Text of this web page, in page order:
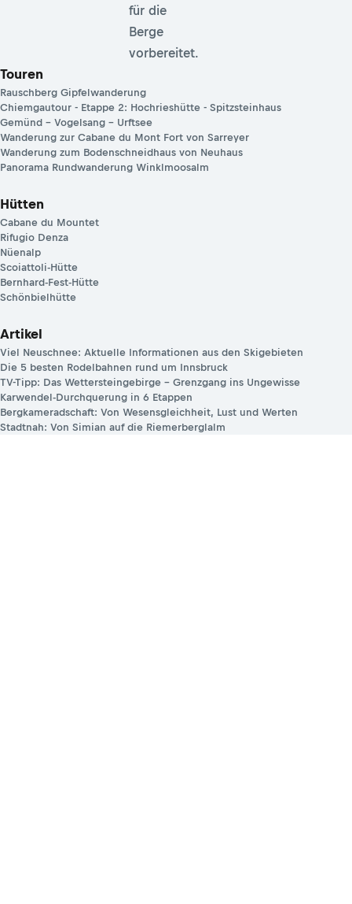
für die
Berge
vorbereitet.
Touren
Rauschberg Gipfelwanderung
Chiemgautour - Etappe 2: Hochrieshütte - Spitzsteinhaus
Gemünd – Vogelsang – Urftsee
Wanderung zur Cabane du Mont Fort von Sarreyer
Wanderung zum Bodenschneidhaus von Neuhaus
Panorama Rundwanderung Winklmoosalm
Hütten
Cabane du Mountet
Rifugio Denza
Nüenalp
Scoiattoli-Hütte
Bernhard-Fest-Hütte
Schönbielhütte
Artikel
Viel Neuschnee: Aktuelle Informationen aus den Skigebieten
Die 5 besten Rodelbahnen rund um Innsbruck
TV-Tipp: Das Wettersteingebirge – Grenzgang ins Ungewisse
Karwendel-Durchquerung in 6 Etappen
Bergkameradschaft: Von Wesensgleichheit, Lust und Werten
Stadtnah: Von Simian auf die Riemerberglalm